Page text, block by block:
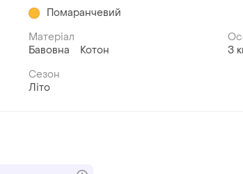
Помаранчевий
Матеріал
Бавовна
Котон
З
Сезон
Літо